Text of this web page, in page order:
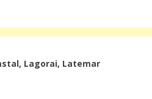
Lagorai, Latemar